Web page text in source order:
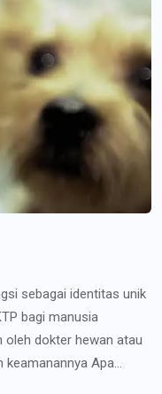
sebagai identitas unik
bagi manusia
oleh dokter hewan atau
Apa...